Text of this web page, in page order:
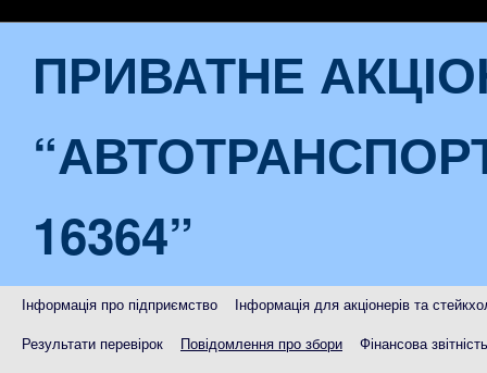
ПРИВАТНЕ
16364”
Інформація про підприємство Інформація для акціонерів та
Результати перевірок Повідомлення про збори Фінансова